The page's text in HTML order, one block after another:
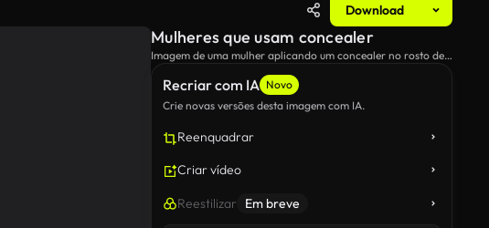
Download
Recriar com IA Novo
Crie novas versões desta imagem com IA.
Reenquadrar
Criar vídeo
Reestilizar Em breve
Mulheres que usam concealer
Imagem de uma mulher aplicando um concealer no rosto de